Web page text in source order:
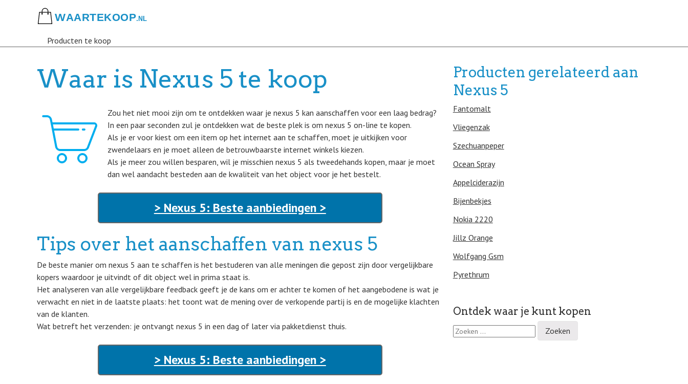
Producten te koop
Waar is Nexus 5 te koop
Zou het niet mooi zijn om te ontdekken waar je nexus 5 kan aanschaffen voor een laag bedrag?
In een paar seconden zul je ontdekken wat de beste plek is om nexus 5 on-line te kopen.
Als je er voor kiest om een item op het internet aan te schaffen, moet je uitkijken voor
zwendelaars en je moet alleen de betrouwbaarste internet winkels kiezen.
Als je meer zou willen besparen, wil je misschien nexus 5 als tweedehands kopen, maar je moet
dan wel aandacht besteden aan de kwaliteit van het object voor je het bestelt.
> Nexus 5: Beste aanbiedingen >
Tips over het aanschaffen van nexus 5
De beste manier om nexus 5 aan te schaffen is het bestuderen van alle meningen die gepost zijn door vergelijkbare
kopers waardoor je uitvindt of dit object wel in prima staat is.
Het analyseren van alle vergelijkbare feedback geeft je de kans om er achter te komen of het aangebodene is wat je
verwacht en niet in de laatste plaats: het toont wat de mening over de verkopende partij is en de mogelijke klachten
van de klanten.
Wat betreft het verzenden: je ontvangt nexus 5 in een dag of later via pakketdienst thuis.
> Nexus 5: Beste aanbiedingen >
Producten gerelateerd aan
Nexus 5
Fantomalt
Vliegenzak
Szechuanpeper
Ocean Spray
Appelciderazijn
Bijenbekjes
Nokia 2220
Jillz Orange
Wolfgang Gsm
Pyrethrum
Ontdek waar je kunt kopen
Z
o